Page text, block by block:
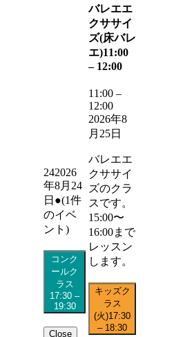
242026
年8月24
日 ●(1件
のイベ
ント)
コンク
ールク
ラス
17:30 –
19:30
Close
バレエエ
クササイ
ズ(床バレ
エ)11:00
– 12:00
11:00 –
12:00
2026年8
月25日
バレエエ
クササイ
ズのクラ
スです。
15:00〜
16:00まで
レッスン
します。
キッズク
ラス
(火)17:30
– 18:30